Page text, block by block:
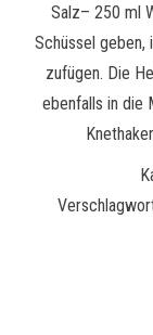
Salz– 250 ml
Schüssel geben,
zufügen. Die
ebenfalls in die